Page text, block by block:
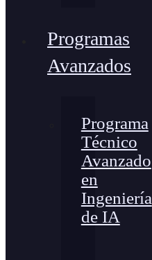
Programas
Avanzados
Programa
Técnico
Avanzado
en
Ingeniería
de IA